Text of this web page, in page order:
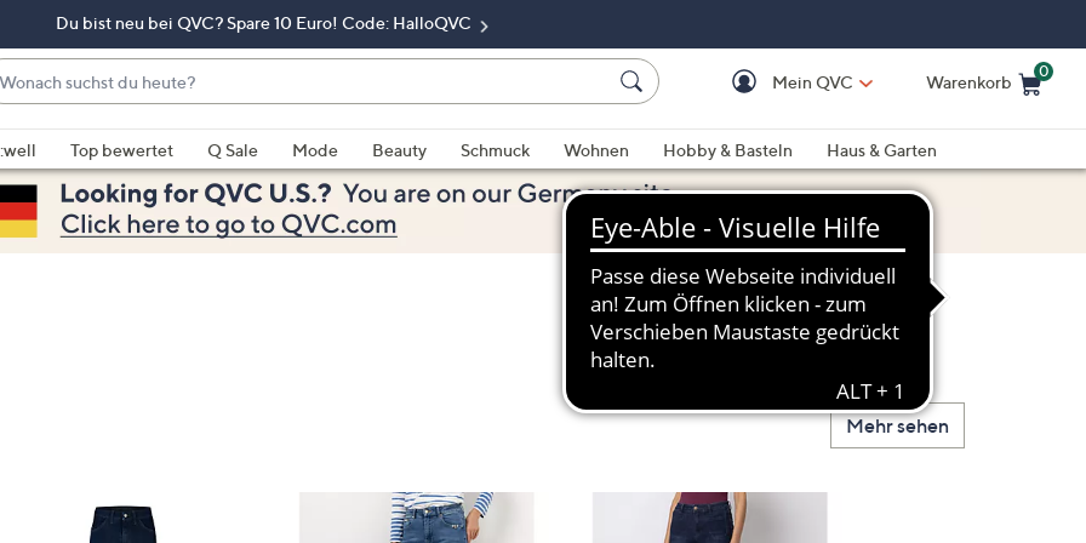
Du bist neu bei QVC? Spare 10 Euro! Code: HalloQVC
Mein QVC Warenkorb
0
Top bewertet Q Sale Mode Beauty Schmuck Wohnen Hobby & Basteln
Haus & Garten
Mehr sehen